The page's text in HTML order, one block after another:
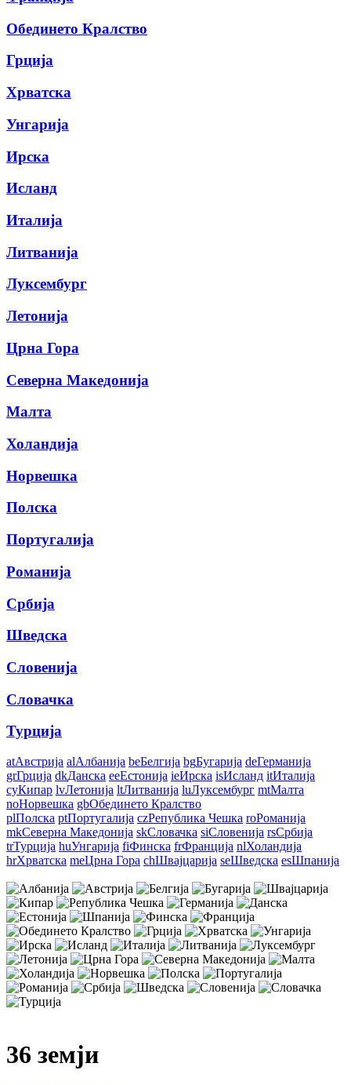
Обединето Кралство
Грција
Хрватска
Унгарија
Ирска
Исланд
Италија
Литванија
Луксембург
Летонија
Црна Гора
Северна Македонија
Малта
Холандија
Норвешка
Полска
Португалија
Романија
Србија
Шведска
Словенија
Словачка
Турција
atАвстрија alАлбанија beБелгија bgБугарија deГерманија
grГрција dkДанска eeЕстонија ieИрска isИсланд itИталија
cyКипар lvЛетонија ltЛитванија luЛуксембург mtМалта
noНорвешка gbОбединето Кралство
plПолска ptПортугалија czРепублика Чешка roРоманија
mkСеверна Македонија skСловачка siСловенија rsСрбија
trТурција huУнгарија fiФинска frФранција nlХоландија
hrХрватска meЦрна Гора chШвајцарија seШведска esШпанија
36 земји